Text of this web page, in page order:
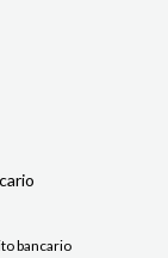
bancario